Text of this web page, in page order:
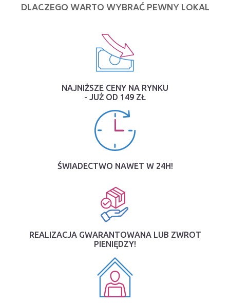
DLACZEGO WARTO WYBRAĆ PEWNY LOKAL
NAJNIŻSZE CENY NA RYNKU
- JUŻ OD 149 ZŁ
ŚWIADECTWO NAWET W 24H!
REALIZACJA GWARANTOWANA LUB ZWROT
PIENIĘDZY!